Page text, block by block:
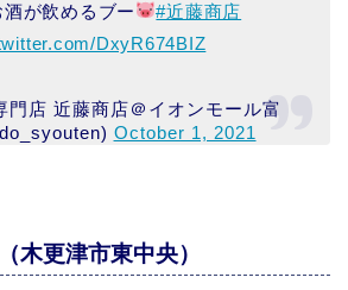
が飲めるブー
#近藤商店
DxyR674BIZ
店 近藤商店＠イオンモール富
October 1, 2021
木更津市東中央）